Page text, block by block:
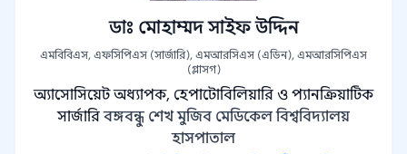
ডাঃ মোহাম্মদ সাইফ উদ্দিন
এমবিবিএস, এফসিপিএস (সার্জারি), এমআরসিএস (এডিন), এমআরসিপিএস
(গ্লাসগ)
অ্যাসোসিয়েট অধ্যাপক, হেপাটোবিলিয়ারি ও প্যানক্রিয়াটিক
সার্জারি বঙ্গবন্ধু শেখ মুজিব মেডিকেল বিশ্ববিদ্যালয়
হাসপাতাল